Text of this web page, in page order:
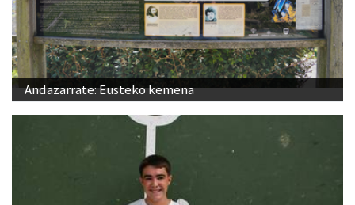
Andazarrate: Eusteko kemena